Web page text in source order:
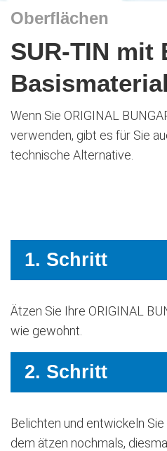
Oberflächen
SUR-TIN mit
Basismaterial
Wenn Sie ORIGINAL
verwenden, gibt es für Sie
technische Alternative.
1. Schritt
Ätzen Sie Ihre ORIGINAL
wie gewohnt.
2. Schritt
Belichten und entwickeln
dem ätzen nochmals,